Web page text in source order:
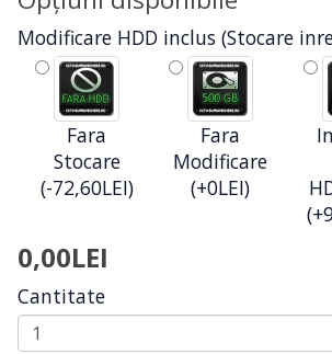
Modificare HDD inclus (Stocare
Fara
Stocare
(-72,60LEI)
Fara
Modificare
(+0LEI)
0,00LEI
Cantitate